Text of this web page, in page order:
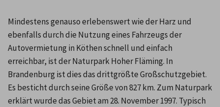
Mindestens genauso erlebenswert wie der Harz und
ebenfalls durch die Nutzung eines Fahrzeugs der
Autovermietung in Köthen schnell und einfach
erreichbar, ist der Naturpark Hoher Fläming. In
Brandenburg ist dies das drittgrößte Großschutzgebiet.
Es besticht durch seine Größe von 827 km. Zum Naturpark
erklärt wurde das Gebiet am 28. November 1997. Typisch